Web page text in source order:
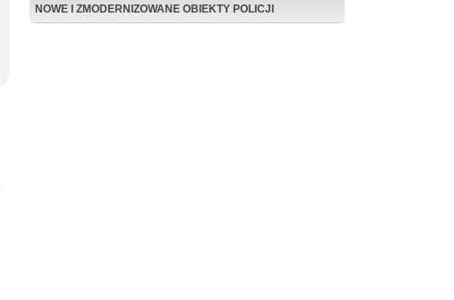
NOWE I ZMODERNIZOWANE OBIEKTY POLICJI